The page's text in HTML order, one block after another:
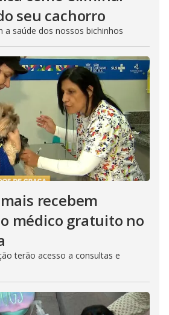
seu cachorro
a saúde dos nossos bichinhos
recebem
médico gratuito no
terão acesso a consultas e